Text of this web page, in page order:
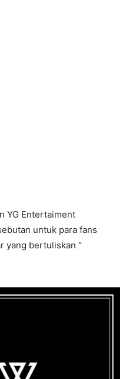
YG Entertaiment
untuk para fans
yang bertuliskan “